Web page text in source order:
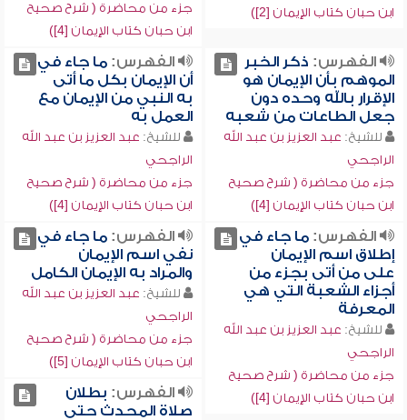
ابن حبان كتاب الإيمان [2])
جزء من محاضرة ( شرح صحيح
ابن حبان كتاب الإيمان [4])
الفهرس: ذكر الخبر
الموهم بأن الإيمان هو
الإقرار بالله وحده دون
جعل الطاعات من شعبه
للشيخ: عبد العزيز بن عبد الله
الراجحي
جزء من محاضرة ( شرح صحيح
ابن حبان كتاب الإيمان [4])
الفهرس:ما جاء في
أن الإيمان بكل ما أتى
به النبي من الإيمان مع
العمل به
للشيخ: عبد العزيز بن عبد الله
الراجحي
جزء من محاضرة ( شرح صحيح
ابن حبان كتاب الإيمان [4])
الفهرس:ما جاء في
إطلاق اسم الإيمان
على من أتى بجزء من
أجزاء الشعبة التي هي
المعرفة
للشيخ: عبد العزيز بن عبد الله
الراجحي
جزء من محاضرة ( شرح صحيح
ابن حبان كتاب الإيمان [4])
الفهرس:ما جاء في
نفي اسم الإيمان
والمراد به الإيمان الكامل
للشيخ: عبد العزيز بن عبد الله
الراجحي
جزء من محاضرة ( شرح صحيح
ابن حبان كتاب الإيمان [5])
الفهرس: بطلان
صلاة المحدث حتى